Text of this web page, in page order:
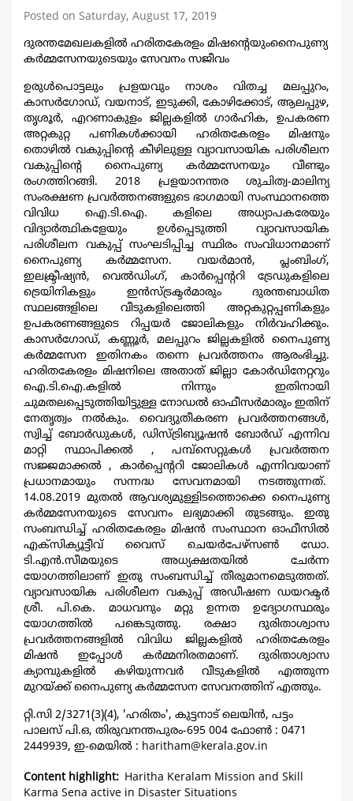
Posted on Saturday, August 17, 2019
ദുരന്തമേഖലകളില്‍ ഹരിതകേരളം മിഷന്‍റെയുംനൈപുണ്യ
കര്‍മ്മസേനയുടെയും സേവനം സജീവം
ഉരുള്‍പൊട്ടലും പ്രളയവും നാശം വിതച്ച മലപ്പുറം,
കാസര്‍ഗോഡ്, വയനാട്, ഇടുക്കി, കോഴിക്കോട്, ആലപ്പുഴ,
തൃശൂര്‍, എറണാകുളം ജില്ലകളില്‍ ഗാര്‍ഹിക, ഉപകരണ
അറ്റകുറ്റ പണികള്‍ക്കായി ഹരിതകേരളം മിഷനും
തൊഴില്‍ വകുപ്പിന്‍റെ കീഴിലുള്ള വ്യാവസായിക പരിശീലന
വകുപ്പിന്‍റെ നൈപുണ്യ കര്‍മ്മസേനയും വീണ്ടും
രംഗത്തിറങ്ങി. 2018 പ്രളയാനന്തര ശുചിത്വ-മാലിന്യ
സംരക്ഷണ പ്രവര്‍ത്തനങ്ങളുടെ ഭാഗമായി സംസ്ഥാനത്തെ
വിവിധ ഐ.ടി.ഐ. കളിലെ അധ്യാപകരേയും
വിദ്യാര്‍ത്ഥികളേയും ഉള്‍പ്പെടുത്തി വ്യാവസായിക
പരിശീലന വകുപ്പ് സംഘടിപ്പിച്ച സ്ഥിരം സംവിധാനമാണ്
നൈപുണ്യ കര്‍മ്മസേന. വയര്‍മാന്‍, പ്ലംബിംഗ്,
ഇലക്ട്രീഷ്യന്‍, വെല്‍ഡിംഗ്, കാര്‍പ്പെന്‍ററി ട്രേഡുകളിലെ
ട്രെയിനികളും ഇന്‍സ്ട്രക്ടര്‍മാരും ദുരന്തബാധിത
സ്ഥലങ്ങളിലെ വീടുകളിലെത്തി അറ്റകുറ്റപ്പണികളും
ഉപകരണങ്ങളുടെ റിപ്പയര്‍ ജോലികളും നിര്‍വഹിക്കും.
കാസര്‍ഗോഡ്, കണ്ണൂര്‍, മലപ്പുറം ജില്ലകളില്‍ നൈപുണ്യ
കര്‍മ്മസേന ഇതിനകം തന്നെ പ്രവര്‍ത്തനം ആരംഭിച്ചു.
ഹരിതകേരളം മിഷനിലെ അതാത് ജില്ലാ കോര്‍ഡിനേറ്ററും
ഐ.ടി.ഐ.കളില്‍ നിന്നും ഇതിനായി
ചുമതലപ്പെടുത്തിയിട്ടുള്ള നോഡല്‍ ഓഫീസര്‍മാരും ഇതിന്
നേതൃത്വം നല്‍കും. വൈദ്യുതീകരണ പ്രവര്‍ത്തനങ്ങള്‍,
സ്വിച്ച് ബോര്‍ഡുകള്‍, ഡിസ്ട്രിബ്യൂഷന്‍ ബോര്‍ഡ് എന്നിവ
മാറ്റി സ്ഥാപിക്കല്‍ , പമ്പ്സെറ്റുകള്‍ പ്രവര്‍ത്തന
സജ്ജമാക്കല്‍ , കാര്‍പ്പെന്‍ററി ജോലികള്‍ എന്നിവയാണ്
പ്രധാനമായും സന്നദ്ധ സേവനമായി നടത്തുന്നത്.
14.08.2019 മുതല്‍ ആവശ്യമുള്ളിടത്തൊക്കെ നൈപുണ്യ
കര്‍മ്മസേനയുടെ സേവനം ലഭ്യമാക്കി തുടങ്ങും. ഇതു
സംബന്ധിച്ച് ഹരിതകേരളം മിഷന്‍ സംസ്ഥാന ഓഫീസില്‍
എക്സിക്യൂട്ടീവ് വൈസ് ചെയര്‍പേഴ്സണ്‍ ഡോ.
ടി.എന്‍.സീമയുടെ അധ്യക്ഷതയില്‍ ചേര്‍ന്ന
യോഗത്തിലാണ് ഇതു സംബന്ധിച്ച് തീരുമാനമെടുത്തത്.
വ്യാവസായിക പരിശീലന വകുപ്പ് അഡീഷണ ഡയറക്ടര്‍
ശ്രീ. പി.കെ. മാധവനും മറ്റു ഉന്നത ഉദ്യോഗസ്ഥരും
യോഗത്തില്‍ പങ്കെടുത്തു. രക്ഷാ ദുരിതാശ്വാസ
പ്രവര്‍ത്തനങ്ങളില്‍ വിവിധ ജില്ലകളില്‍ ഹരിതകേരളം
മിഷന്‍ ഇപ്പോള്‍ കര്‍മ്മനിരതമാണ്. ദുരിതാശ്വാസ
ക്യാമ്പുകളില്‍ കഴിയുന്നവര്‍ വീടുകളില്‍ എത്തുന്ന
മുറയ്ക്ക് നൈപുണ്യ കര്‍മ്മസേന സേവനത്തിന് എത്തും.
റ്റി.സി 2/3271(3)(4), 'ഹരിതം', കുട്ടനാട് ലെയിന്‍, പട്ടം
പാലസ് പി.ഒ, തിരുവനന്തപുരം-695 004 ഫോണ്‍ : 0471
2449939, ഇ-മെയില്‍ : haritham@kerala.gov.in
Content highlight
Haritha Keralam Mission and Skill
Karma Sena active in Disaster Situations